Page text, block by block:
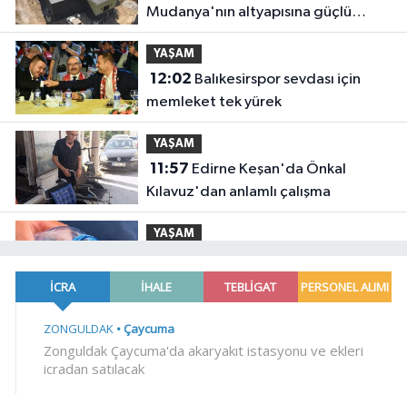
Mudanya'nın altyapısına güçlü
yatırım
YAŞAM
12:02
memleket tek yürek
YAŞAM
11:57
Kılavuz'dan anlamlı çalışma
YAŞAM
Uzmanlardan Türkiye için uyarı
11:42 İzmir Efes Selçuk'ta engelsiz